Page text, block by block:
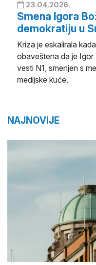
23.04.2026.
Smena Igora
demokratiju u
Kriza je eskalirala
obaveštena da je
vesti N1, smenjen s
medijske kuće.
NAJNOVIJE